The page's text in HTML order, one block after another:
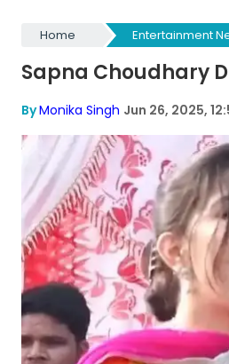
Home Entertainment
Sapna Choudhary
ByMonika Singh Jun 26, 2025,